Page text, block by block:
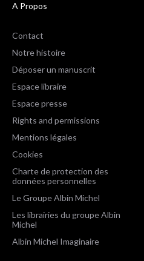
A Propos
Contact
Notre histoire
Déposer un manuscrit
Espace libraire
Espace presse
Rights and permissions
Mentions légales
Cookies
Charte de protection des
données personnelles
Le Groupe Albin Michel
Les librairies du groupe Albin
Michel
Albin Michel Imaginaire